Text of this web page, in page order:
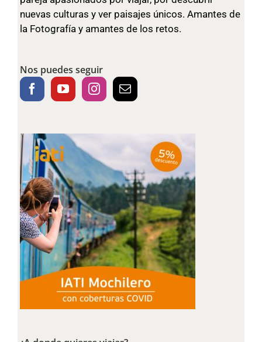
nuevas culturas y ver paisajes únicos. Amantes de
la Fotografía y amantes de los retos.
Nos puedes seguir